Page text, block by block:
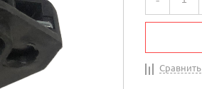
Сравнить